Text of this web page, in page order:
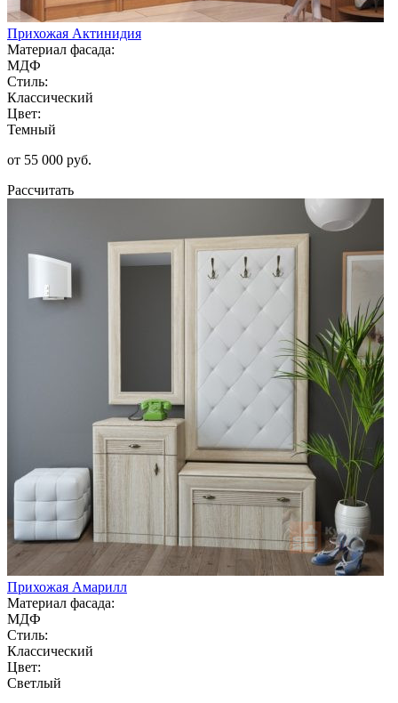
Прихожая Актинидия
Материал фасада:
МДФ
Стиль:
Классический
Цвет:
Темный
от 55 000 руб.
Рассчитать
Прихожая Амарилл
Материал фасада:
МДФ
Стиль:
Классический
Цвет:
Светлый